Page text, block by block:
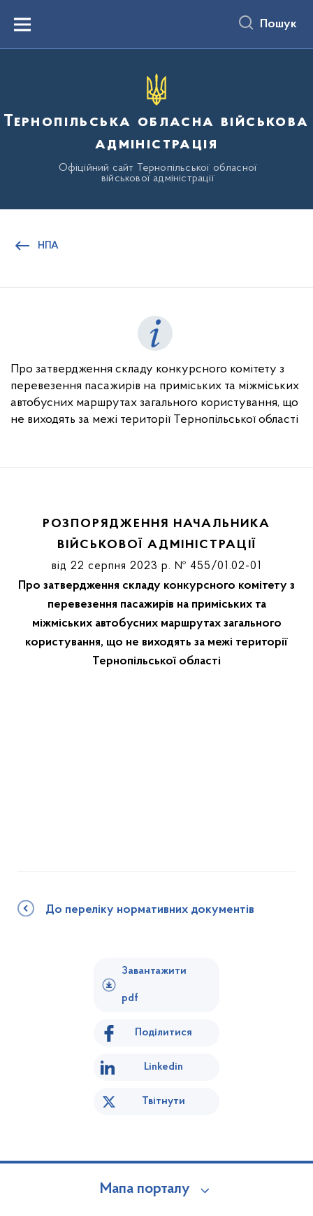
вмістуMenu Пошук
Тернопільська обласна військова
адміністрація
Офіційний сайт Тернопільської обласної
військової адміністрації
НПА
Про затвердження складу конкурсного комітету з
перевезення пасажирів на приміських та міжміських
автобусних маршрутах загального користування, що
не виходять за межі території Тернопільської області
РОЗПОРЯДЖЕННЯ НАЧАЛЬНИКА
ВІЙСЬКОВОЇ АДМІНІСТРАЦІЇ
від 22 серпня 2023 р. № 455/01.02-01
Про затвердження складу конкурсного комітету з
перевезення пасажирів на приміських та
міжміських автобусних маршрутах загального
користування, що не виходять за межі території
Тернопільської області
До переліку нормативних документів
Завантажити
pdf
Поділитися
Linkedin
Твітнути
Мапа порталу